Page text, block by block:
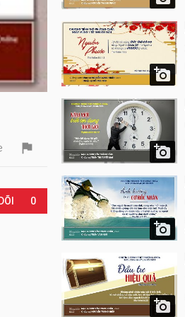





0